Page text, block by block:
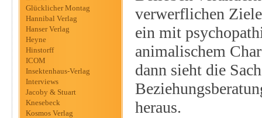
Glücklicher Montag
Hannibal Verlag
Hanser Verlag
Heyne
Hinstorff
ICOM
Insektenhaus-Verlag
Interviews
Jacoby & Stuart
Knesebeck
Kosmos Verlag
verwerflichen
ein mit
animalischem
dann sieht die
heraus.